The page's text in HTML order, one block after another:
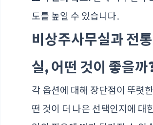
도를 높일 수 있습니다.
비상주사무실과 전
실, 어떤 것이 좋을까
각 옵션에 대해 장단점이 뚜렷
떤 것이 더 나은 선택인지에 대